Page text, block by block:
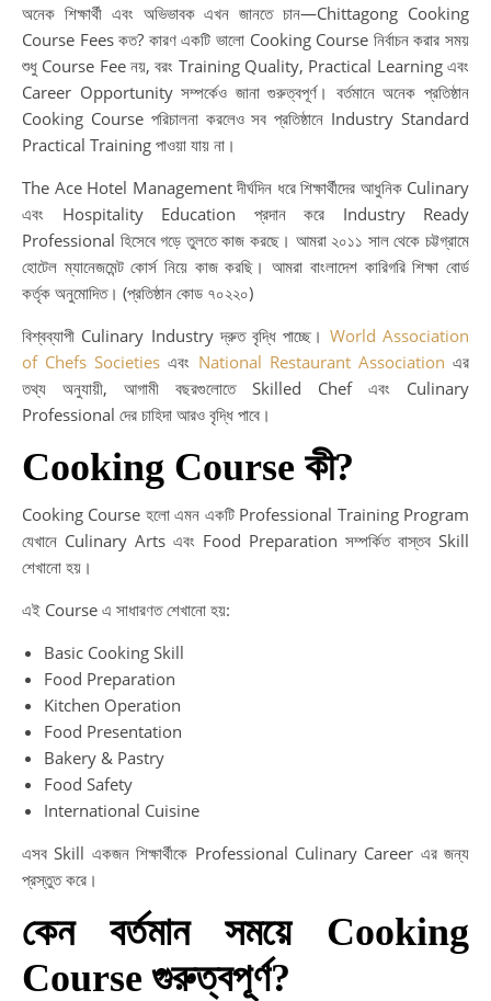
অনেক শিক্ষার্থী এবং অভিভাবক এখন জানতে চান—Chittagong Cooking
Course Fees কত? কারণ একটি ভালো Cooking Course নির্বাচন করার সময়
শুধু Course Fee নয়, বরং Training Quality, Practical Learning এবং
Career Opportunity সম্পর্কেও জানা গুরুত্বপূর্ণ। বর্তমানে অনেক প্রতিষ্ঠান
Cooking Course পরিচালনা করলেও সব প্রতিষ্ঠানে Industry Standard
Practical Training পাওয়া যায় না।
The Ace Hotel Management দীর্ঘদিন ধরে শিক্ষার্থীদের আধুনিক Culinary
এবং Hospitality Education প্রদান করে Industry Ready
Professional হিসেবে গড়ে তুলতে কাজ করছে। আমরা ২০১১ সাল থেকে চট্টগ্রামে
হোটেল ম্যানেজমেন্ট কোর্স নিয়ে কাজ করছি। আমরা বাংলাদেশ কারিগরি শিক্ষা বোর্ড
কর্তৃক অনুমোদিত। (প্রতিষ্ঠান কোড ৭০২২০)
বিশ্বব্যাপী Culinary Industry দ্রুত বৃদ্ধি পাচ্ছে। World Association
of Chefs Societies এবং National Restaurant Association এর
তথ্য অনুযায়ী, আগামী বছরগুলোতে Skilled Chef এবং Culinary
Professional দের চাহিদা আরও বৃদ্ধি পাবে।
Cooking Course কী?
Cooking Course হলো এমন একটি Professional Training Program
যেখানে Culinary Arts এবং Food Preparation সম্পর্কিত বাস্তব Skill
শেখানো হয়।
এই Course এ সাধারণত শেখানো হয়:
Basic Cooking Skill
Food Preparation
Kitchen Operation
Food Presentation
Bakery & Pastry
Food Safety
International Cuisine
এসব Skill একজন শিক্ষার্থীকে Professional Culinary Career এর জন্য
প্রস্তুত করে।
কেন বর্তমান সময়ে Cooking
Course গুরুত্বপূর্ণ?